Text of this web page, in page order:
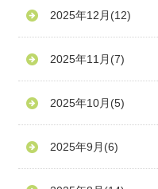
2025年12月 (12)
2025年11月 (7)
2025年10月 (5)
2025年9月 (6)